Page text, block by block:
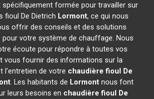
spécifiquement formée pour travailler sur
fioul De Dietrich Lormont, ce qui nous
offrir des conseils et des solutions
pour votre système de chauffage. Nous
écoute pour répondre à toutes vos
vous fournir des informations sur la
l'entretien de votre chaudière fioul De
. Les habitants de Lormontnous font
leurs besoins en chaudière fioul De